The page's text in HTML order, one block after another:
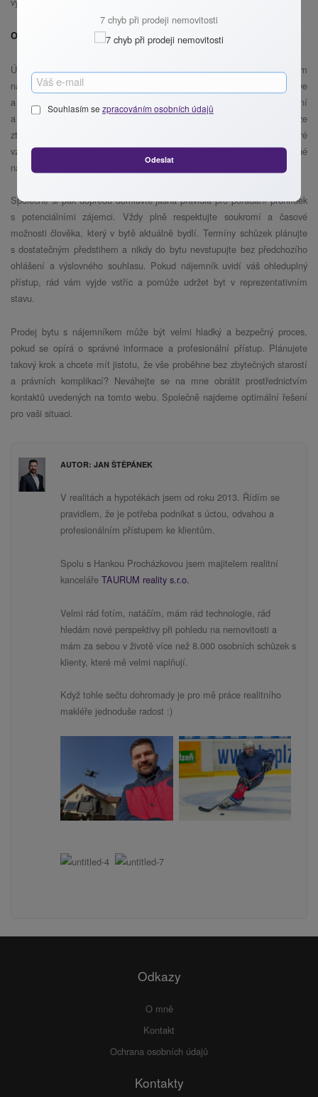
Otevřená komunikace zajistí hladký průběh prohlídek
Úspěch celého prodeje závisí do velké míry na tom, jak budete se svým
nájemníkem jednat. O svém záměru prodat byt ho informujte co nejdříve
a ideálně osobně. Vysvětlete mu, že se pro něj nic zásadního nemění
a jeho smlouva platí dál. Když pomine nájemníkův počáteční strach ze
ztráty domova, bude mnohem ochotnější s vámi spolupracovat. Dobré
vztahy jsou totiž tím nejlepším lékem na případné obavy nebo zbytečné
napětí.
Společně si pak dopředu domluvte jasná pravidla pro pořádání prohlídek
s potenciálními zájemci. Vždy plně respektujte soukromí a časové
možnosti člověka, který v bytě aktuálně bydlí. Termíny schůzek plánujte
s dostatečným předstihem a nikdy do bytu nevstupujte bez předchozího
ohlášení a výslovného souhlasu. Pokud nájemník uvidí váš ohleduplný
přístup, rád vám vyjde vstříc a pomůže udržet byt v reprezentativním
stavu.
Prodej bytu s nájemníkem může být velmi hladký a bezpečný proces,
pokud se opírá o správné informace a profesionální přístup. Plánujete
takový krok a chcete mít jistotu, že vše proběhne bez zbytečných starostí
a právních komplikací? Neváhejte se na mne obrátit prostřednictvím
kontaktů uvedených na tomto webu. Společně najdeme optimální řešení
pro vaši situaci.
AUTOR: JAN ŠTĚPÁNEK
V realitách a hypotékách jsem od roku 2013. Řídím se
pravidlem, že je potřeba podnikat s úctou, odvahou a
profesionálním přístupem ke klientům.
Spolu s Hankou Procházkovou jsem majitelem realitní
kancelářeTAURUM reality s.r.o.
Velmi rád fotím, natáčím, mám rád technologie, rád
hledám nové perspektivy při pohledu na nemovitosti a
mám za sebou v životě více než 8.000 osobních schůzek s
klienty, které mě velmi naplňují.
Když tohle sečtu dohromady je pro mě práce realitního
makléře jednoduše radost :)
Odkazy
O mně
Kontakt
Ochrana osobních údajů
Kontakty
7 chyb při prodeji nemovitosti
Souhlasím se zpracováním osobních údajů
Odeslat